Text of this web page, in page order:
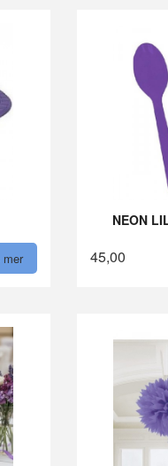
mer
NEON
45,00